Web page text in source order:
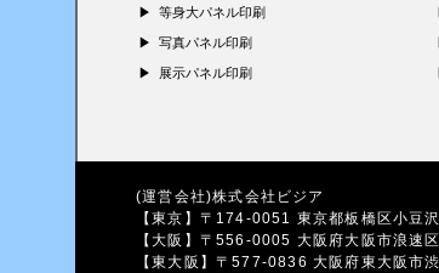
等身大パネル印刷
写真パネル印刷
展示パネル印刷
(運営会社)株式会社ビジア
【東京】〒174-0051 東京都板橋区小
【大阪】〒556-0005 大阪府大阪市浪
【東大阪】〒577-0836 大阪府東大阪